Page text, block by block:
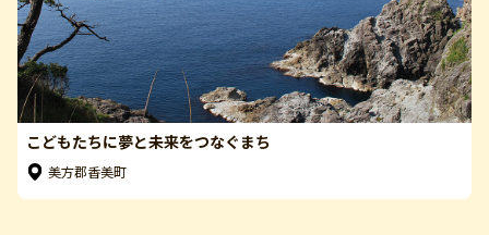
こどもたちに夢と未来をつなぐまち
美方郡香美町